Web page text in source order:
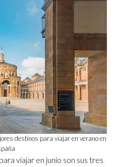
destinos para viajar en verano en
viajar en junio son sus tres